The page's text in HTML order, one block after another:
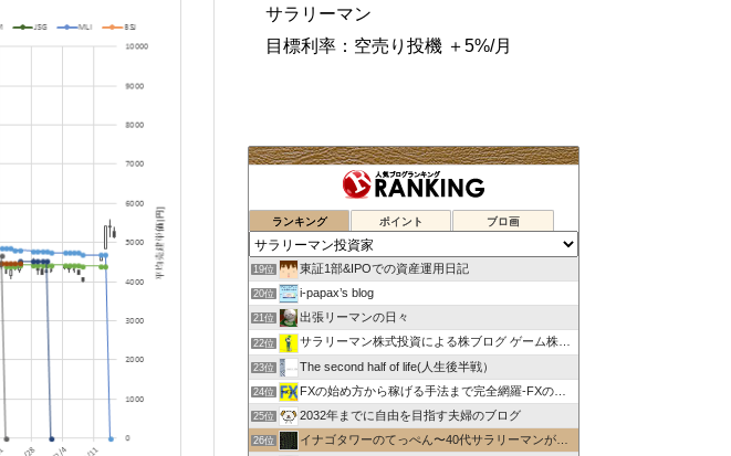
サラリーマン
目標利率：空売り投機 ＋5%/月
ランキング ポイント ブロ画
19位 東証1部&IPOでの資産運用日記
20位 i-papax’s blog
21位 出張リーマンの日々
22位 サラリーマン株式投資による株ブログ ゲーム株で儲けたい！
23位 The second half of life(人生後半戦）
24位 FXの始め方から稼げる手法まで完全網羅-FXのススメ
25位 2032年までに自由を目指す夫婦のブログ
26位 イナゴタワーのてっぺん〜40代サラリーマンが投機で早期退職〜